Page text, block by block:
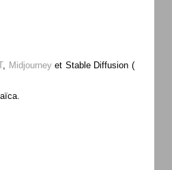
, Midjourneyet Stable Diffusion (